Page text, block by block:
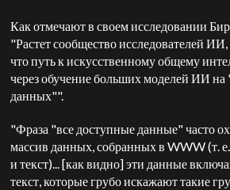
Как отмечают в своем исследовании
"Растет сообщество исследователей
что путь к искусственному общему
через обучение больших моделей ИИ на
данных"".
"Фраза "все доступные данные" часто
массив данных, собранных в WWW (т.
и текст)... [как видно] эти данные
текст, которые грубо искажают такие